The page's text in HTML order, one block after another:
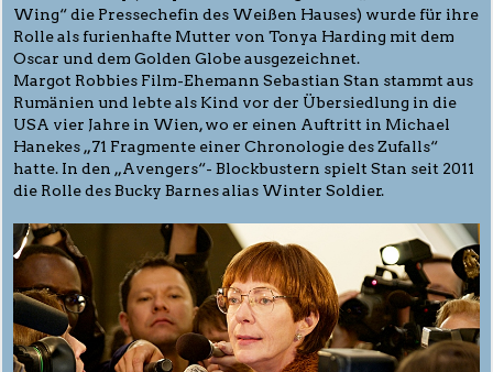
Wing“ die Pressechefin des Weißen Hauses) wurde für ihre
Rolle als furienhafte Mutter von Tonya Harding mit dem
Oscar und dem Golden Globe ausgezeichnet.
Margot Robbies Film-Ehemann Sebastian Stan stammt aus
Rumänien und lebte als Kind vor der Übersiedlung in die
USA vier Jahre in Wien, wo er einen Auftritt in Michael
Hanekes „71 Fragmente einer Chronologie des Zufalls“
hatte. In den „Avengers“- Blockbustern spielt Stan seit 2011
die Rolle des Bucky Barnes alias Winter Soldier.